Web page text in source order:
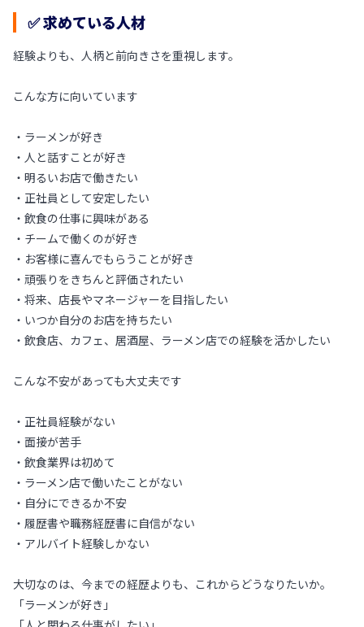
✅ 求めている人材
経験よりも、人柄と前向きさを重視します。
こんな方に向いています
・ラーメンが好き
・人と話すことが好き
・明るいお店で働きたい
・正社員として安定したい
・飲食の仕事に興味がある
・チームで働くのが好き
・お客様に喜んでもらうことが好き
・頑張りをきちんと評価されたい
・将来、店長やマネージャーを目指したい
・いつか自分のお店を持ちたい
・飲食店、カフェ、居酒屋、ラーメン店での経験を活かしたい
こんな不安があっても大丈夫です
・正社員経験がない
・面接が苦手
・飲食業界は初めて
・ラーメン店で働いたことがない
・自分にできるか不安
・履歴書や職務経歴書に自信がない
・アルバイト経験しかない
大切なのは、今までの経歴よりも、これからどうなりたいか。
「ラーメンが好き」